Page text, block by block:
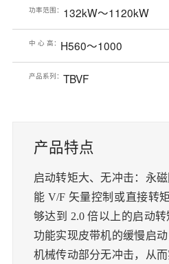
功率范围： 132kW～1120kW
中 心 高： H560～1000
产品系列： TBVF
产品特点
启动转矩大、无冲击： 永
能 V/F 矢量控制或直接转矩
够达到 2.0倍以上的启动
功能实现皮带机的缓慢启
机械传动部分无冲击，从